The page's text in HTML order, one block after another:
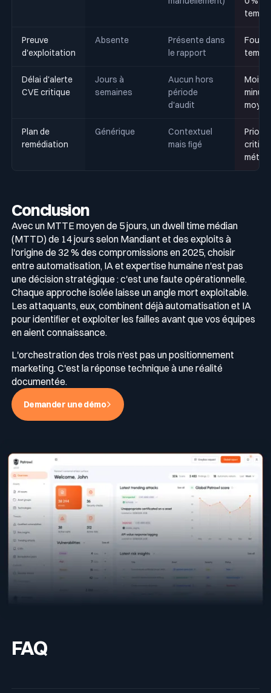
Preuve
d'exploitation
Absente
Présente dans
le rapport
temps
Délai d'alerte
CVE critique
Jours à
semaines
Aucun hors
période
d'audit
Moins
Plan de
remédiation
Générique
Contextuel
mais figé
métier
Conclusion
Avec un MTTE moyen de 5 jours, un dwell time médian
(MTTD) de 14 jours selon Mandiant et des exploits à
l'origine de 32 % des compromissions en 2025, choisir
entre automatisation, IA et expertise humaine n'est pas
une décision stratégique : c'est une faute opérationnelle.
Chaque approche isolée laisse un angle mort exploitable.
Les attaquants, eux, combinent déjà automatisation et IA
pour identifier et exploiter les failles avant que vos équipes
en aient connaissance.
L'orchestration des trois n'est pas un positionnement
marketing. C'est la réponse technique à une réalité
documentée.
Demander une démo
FAQ